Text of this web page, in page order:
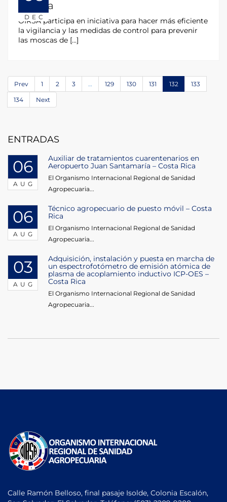
DEC
la fruta
OIRSA participa en iniciativa para hacer más eficiente
la vigilancia y las medidas de control para prevenir
las moscas de […]
Prev 1 2 3 … 129 130 131 132 133
134 Next
ENTRADAS
06
AUG
Auxiliar de tratamientos cuarentenarios en
Aeropuerto Juan Santamaría – Costa Rica
El Organismo Internacional Regional de Sanidad
Agropecuaria...
06
AUG
Técnico agropecuario de puesto móvil – Costa
Rica
El Organismo Internacional Regional de Sanidad
Agropecuaria...
03
AUG
Adquisición, instalación y puesta en marcha de
un espectrofotómetro de emisión atómica de
plasma de acoplamiento inductivo ICP-OES –
Costa Rica
El Organismo Internacional Regional de Sanidad
Agropecuaria...
Calle Ramón Belloso, final pasaje Isolde, Colonia Escalón,